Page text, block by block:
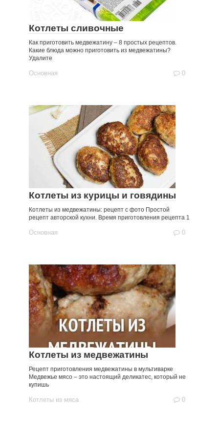
Котлеты сливочные
Как приготовить медвежатину – 8 простых рецептов.
Какие блюда можно приготовить из медвежатины?
Удалите
Основная 0
Котлеты из курицы и говядины
Котлеты из медвежатины: рецепт с фото Простой
рецепт авторской кухни. Время приготовления рецепта 1
Основная 0
Котлеты из медвежатины
Рецепт приготовления медвежатины в мультиварке
Медвежье мясо – это настоящий деликатес, который не
купишь
Котлеты из мяса 0